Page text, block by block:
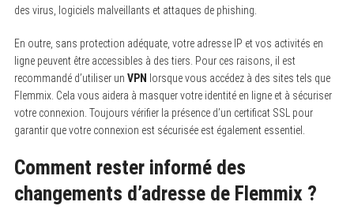
des virus, logiciels malveillants et attaques de phishing.
En outre, sans protection adéquate, votre adresse IP et vos activités en
ligne peuvent être accessibles à des tiers. Pour ces raisons, il est
recommandé d’utiliser un VPN
lorsque vous accédez à des sites tels que
Flemmix. Cela vous aidera à masquer votre identité en ligne et à sécuriser
votre connexion. Toujours vérifier la présence d’un certificat SSL pour
garantir que votre connexion est sécurisée est également essentiel.
Comment rester informé des
changements d’adresse de Flemmix ?